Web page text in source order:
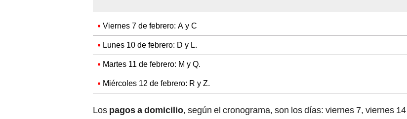
Lunes 10 de febrero: D y L.
Martes 11 de febrero: M y Q.
Miércoles 12 de febrero: R y Z.
domingo 23 de febrero de 2025.